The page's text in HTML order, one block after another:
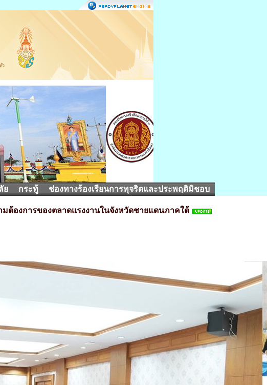
ย กระทู้
ช่องทางร้องเรียนการทุจริตและประพฤติมิชอบ
ต้องการของตลาดแรงงานในจังหวัดชายแดนภาคใต้